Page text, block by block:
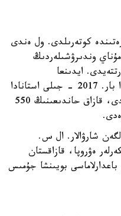
كوتەرىلدى. ول ەندى
وندىرۋشىلەردىڭ
ايدىنعا
تاپسىرىلعان بۇدان بولەك شارۋالار دا بار. 2017 - جىلى استانادا
وتپەك ەكسپو كورمەسىن ناسيحاتتايدى، قازاق حاندىعىنىڭ 550
شارۋالار. ال س.
ەۋروپا، قازاقستان
بارلىعى 75 عىلىمي باعدارلاماسى بويىنشا جۇمىس